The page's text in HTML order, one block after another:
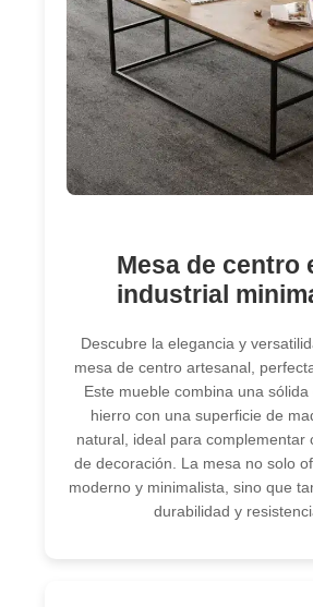
Mesa de centro
industrial
Descubre la elegancia y
mesa de centro artesanal,
Este mueble combina una
hierro con una superficie de
natural, ideal para complementar
de decoración. La mesa no solo
moderno y minimalista, sino que
durabilidad y